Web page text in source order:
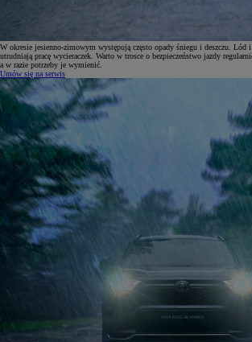
W okresie jesienno-zimowym występują często opady śniegu i deszczu. Lód
utrudniają pracę wycieraczek. Warto w trosce o bezpieczeństwo jazdy
a w razie potrzeby je wymienić.
Umów się na serwis